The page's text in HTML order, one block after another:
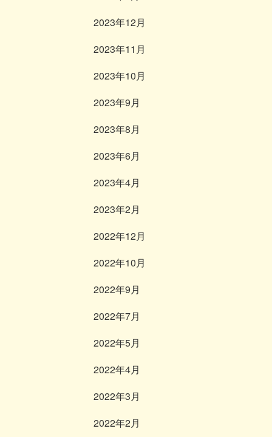
2023年12月
2023年11月
2023年10月
2023年9月
2023年8月
2023年6月
2023年4月
2023年2月
2022年12月
2022年10月
2022年9月
2022年7月
2022年5月
2022年4月
2022年3月
2022年2月